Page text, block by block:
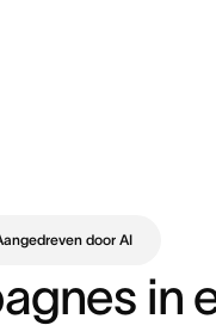
door AI
in